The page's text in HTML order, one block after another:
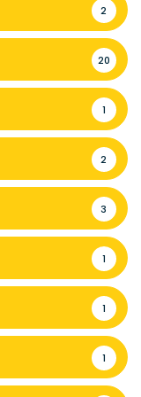
2
20
1
2
3
1
1
1